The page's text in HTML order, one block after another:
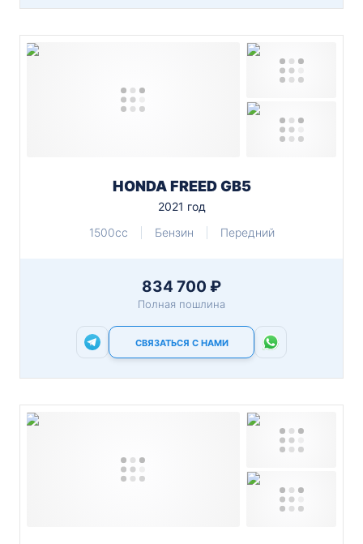
HONDA FREED GB5
2021 год
1500cc
Бензин Передний
834 700 ₽
Полная пошлина
СВЯЗАТЬСЯ С НАМИ